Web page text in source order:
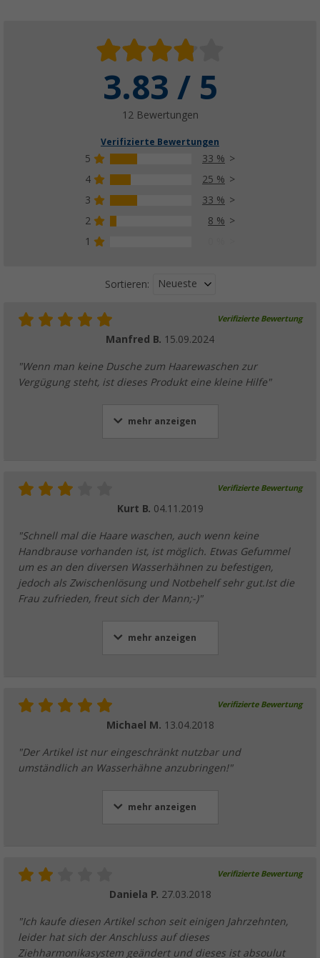
3.83 / 5
12 Bewertungen
Verifizierte Bewertungen
5
33 %
4
25 %
3
33 %
2
8 %
1
Sortieren: Neueste
Verifizierte Bewertung
Manfred B. 15.09.2024
"Wenn man keine Dusche zum Haarewaschen zur
Vergügung steht, ist dieses Produkt eine kleine Hilfe"
mehr anzeigen
Verifizierte Bewertung
Kurt B. 04.11.2019
"Schnell mal die Haare waschen, auch wenn keine
Handbrause vorhanden ist, ist möglich. Etwas Gefummel
um es an den diversen Wasserhähnen zu befestigen,
jedoch als Zwischenlösung und Notbehelf sehr gut.Ist die
Frau zufrieden, freut sich der Mann;-)"
mehr anzeigen
Verifizierte Bewertung
Michael M. 13.04.2018
"Der Artikel ist nur eingeschränkt nutzbar und
umständlich an Wasserhähne anzubringen!"
mehr anzeigen
Verifizierte Bewertung
Daniela P. 27.03.2018
"Ich kaufe diesen Artikel schon seit einigen Jahrzehnten,
leider hat sich der Anschluss auf dieses
Ziehharmonikasystem geändert und dieses ist absoulut